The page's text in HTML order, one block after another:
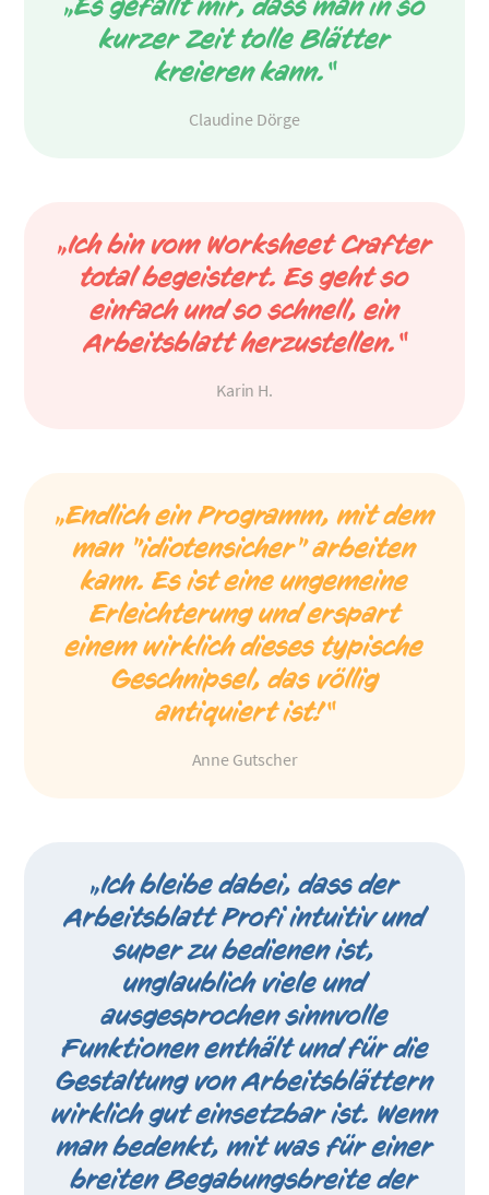
„Es gefällt mir, dass man in so
kurzer Zeit tolle Blätter
kreieren kann.“
Claudine Dörge
„Ich bin vom Worksheet Crafter
total begeistert. Es geht so
einfach und so schnell, ein
Arbeitsblatt herzustellen.“
Karin H.
„Endlich ein Programm, mit dem
man "idiotensicher" arbeiten
kann. Es ist eine ungemeine
Erleichterung und erspart
einem wirklich dieses typische
Geschnipsel, das völlig
antiquiert ist!“
Anne Gutscher
„Ich bleibe dabei, dass der
Arbeitsblatt Profi intuitiv und
super zu bedienen ist,
unglaublich viele und
ausgesprochen sinnvolle
Funktionen enthält und für die
Gestaltung von Arbeitsblättern
wirklich gut einsetzbar ist. Wenn
man bedenkt, mit was für einer
breiten Begabungsbreite der